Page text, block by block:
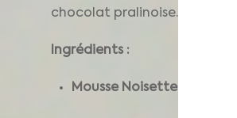
chocolat pralinoise.
Ingrédients :
Mousse Noisette